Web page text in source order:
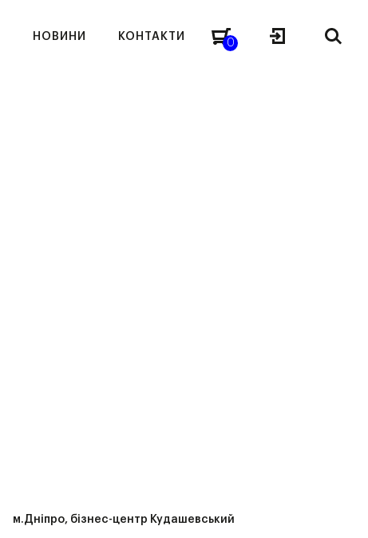
НОВИНИ КОНТАКТИ
0
м.Дніпро, бізнес-центр Кудашевський